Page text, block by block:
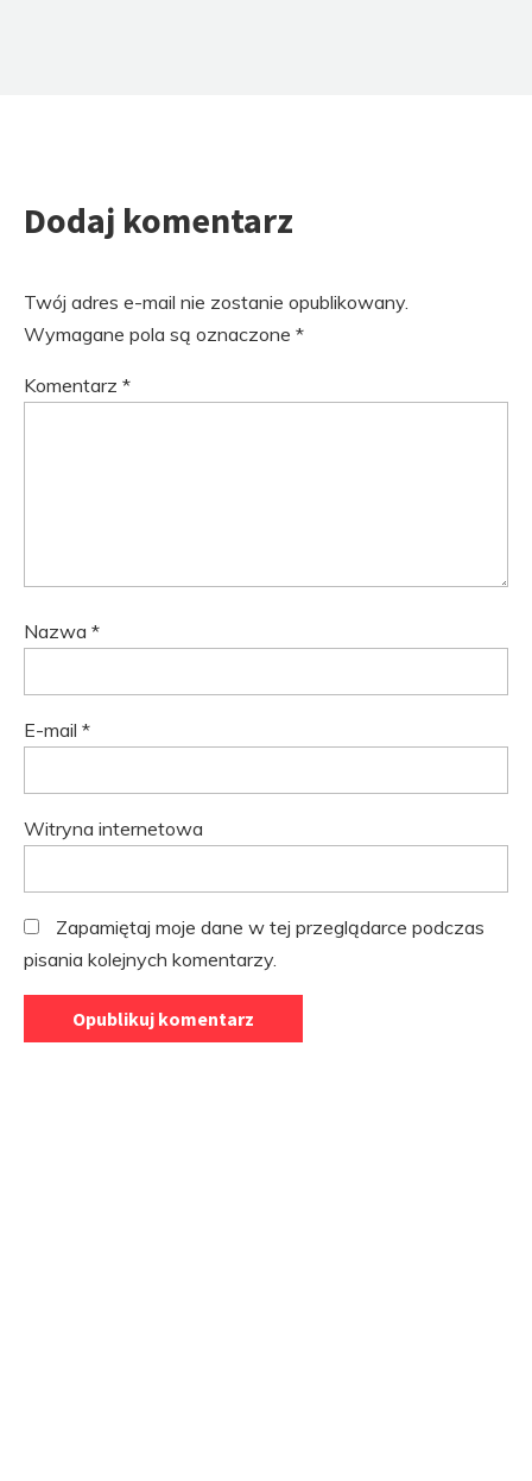
Dodaj komentarz
Twój adres e-mail nie zostanie opublikowany.
Wymagane pola są oznaczone *
Komentarz *
Nazwa *
E-mail *
Witryna internetowa
Zapamiętaj moje dane w tej przeglądarce podczas
pisania kolejnych komentarzy.